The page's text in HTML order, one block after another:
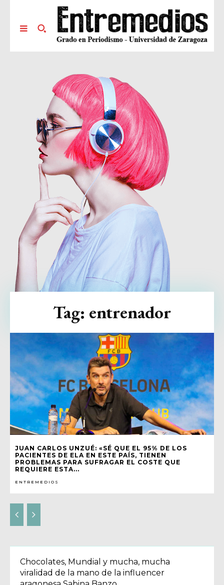
JUAN CARLOS UNZUÉ: «SÉ QUE EL 95% DE LOS
PACIENTES DE ELA EN ESTE PAÍS, TIENEN
PROBLEMAS PARA SUFRAGAR EL COSTE QUE
REQUIERE ESTA...
ENTREMEDIOS
Tag: entrenador
Chocolates, Mundial y mucha, mucha
viralidad de la mano de la influencer